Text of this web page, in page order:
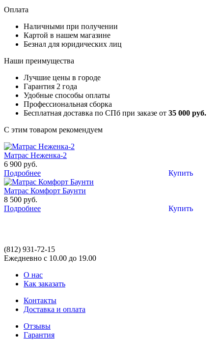
Оплата
Наличными при получении
Картой в нашем магазине
Безнал для юридических лиц
Наши преимущества
Лучшие цены в городе
Гарантия 2 года
Удобные способы оплаты
Профессиональная сборка
Бесплатная доставка по СПб при заказе от 35 000 руб.
С этим товаром рекомендуем
Матрас Неженка-2
6 900 руб.
Купить
Подробнее
Матрас Комфорт Баунти
8 500 руб.
Купить
Подробнее
(812) 931-72-15
Ежедневно с 10.00 до 19.00
О нас
Как заказать
Контакты
Доставка и оплата
Отзывы
Гарантия